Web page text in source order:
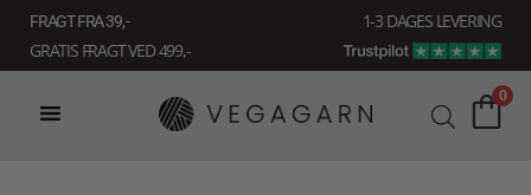
indholdet
FRAGT FRA 39, -
1-3 DAGES LEVERING
GRATIS FRAGT VED 499,-
0